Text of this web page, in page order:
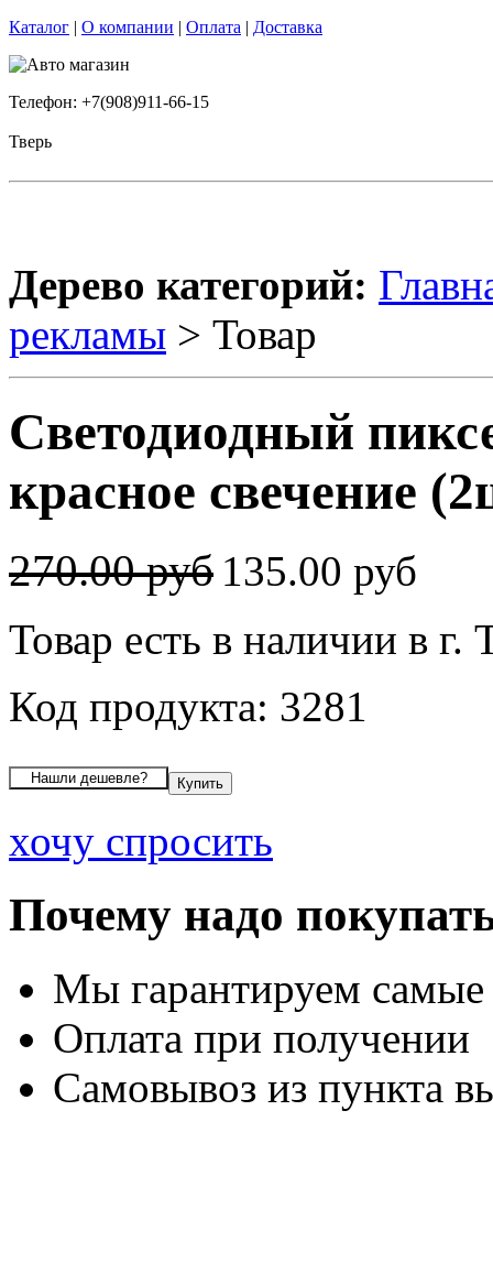
Каталог | О компании | Оплата | Доставка
Телефон: +7(908)911-66-15
Тверь
Дерево категорий:
рекламы > Товар
Светодиодный
красное свечение
270.00 руб 135.00 руб
Товар есть в наличии в г.
Код продукта: 3281
хочу спросить
Почему надо
Мы гарантируем
Оплата при получении
Самовывоз из пункта